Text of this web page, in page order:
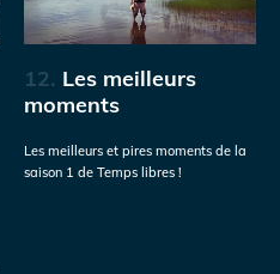
12. Les meilleurs
moments
Les meilleurs et pires moments de la
saison 1 de Temps libres !